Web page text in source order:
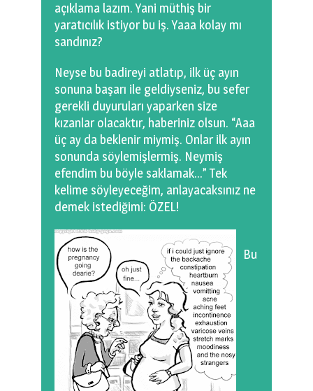
açıklama lazım. Yani müthiş bir
yaratıcılık istiyor bu iş. Yaaa kolay mı
sandınız?
Neyse bu badireyi atlatıp, ilk üç ayın
sonuna başarı ile geldiyseniz, bu sefer
gerekli duyuruları yaparken size
kızanlar olacaktır, haberiniz olsun. “Aaa
üç ay da beklenir miymiş. Onlar ilk ayın
sonunda söylemişlermiş. Neymiş
efendim bu böyle saklamak…” Tek
kelime söyleyeceğim, anlayacaksınız ne
demek istediğimi: ÖZEL!
Bu